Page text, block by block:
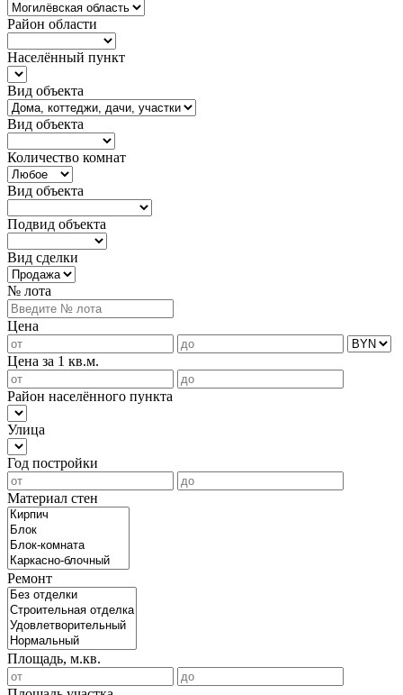
Район области
Населённый пункт
Вид объекта
Вид объекта
Количество комнат
Вид объекта
Подвид объекта
Вид сделки
№ лота
Цена
Цена за 1 кв.м.
Район населённого пункта
Улица
Год постройки
Материал стен
Ремонт
Площадь, м.кв.